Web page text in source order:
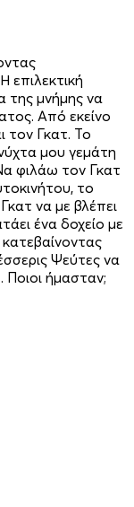
επιλεκτική
της μνήμης να
Από εκείνο
τον Γκατ. Το
μου γεμάτη
φιλάω τον Γκατ
το
να με βλέπει
ένα δοχείο με
Ψεύτες να
Ποιοι ήμασταν;